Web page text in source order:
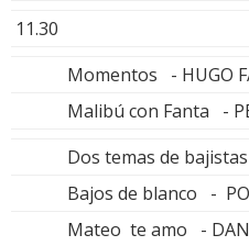
11.30
Momentos - HUGO
Malibú con Fanta -
Dos temas de
Bajos de blanco -
Mateo te amo -